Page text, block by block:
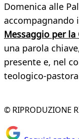
Domenica alle
accompagnando
Messaggio per la
una parola
presente e, nel
teologico-
© RIPRODUZIONE